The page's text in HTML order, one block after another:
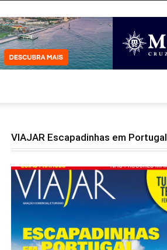
VIAJAR Escapadinhas em Portugal